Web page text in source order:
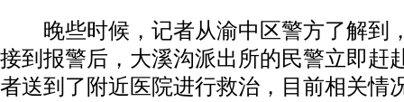
晚些时候，记者从渝中区警方了解到
接到报警后，大溪沟派出所的民警立即赶
者送到了附近医院进行救治，目前相关情